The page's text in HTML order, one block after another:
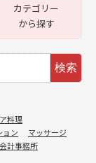
カテゴリー
から探す
検索
料理
ョン
マッサージ
会計事務所